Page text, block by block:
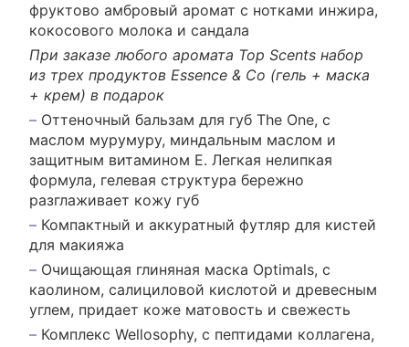
фруктово амбровый аромат с нотками инжира,
кокосового молока и сандала
При заказе любого аромата Top Scents набор
из трех продуктов Essence & Сo (гель + маска
+ крем) в подарок
Оттеночный бальзам для губ The One, с
маслом мурумуру, миндальным маслом и
защитным витамином Е. Легкая нелипкая
формула, гелевая структура бережно
разглаживает кожу губ
Компактный и аккуратный футляр для кистей
для макияжа
Очищающая глиняная маска Optimals, с
каолином, салициловой кислотой и древесным
углем, придает коже матовость и свежесть
Комплекс Wellosophy, с пептидами коллагена,